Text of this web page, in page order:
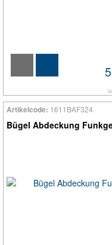
Artikelcode: 1611BAF324
Bügel Abdeckung